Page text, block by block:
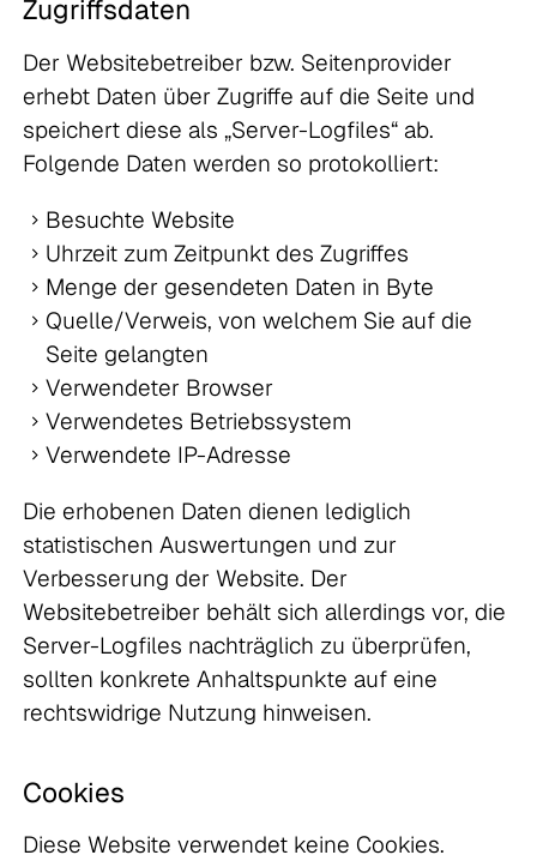
Zugriffsdaten
Der Websitebetreiber bzw. Seitenprovider
erhebt Daten über Zugriffe auf die Seite und
speichert diese als „Server-Logfiles“ ab.
Folgende Daten werden so protokolliert:
Besuchte Website
Uhrzeit zum Zeitpunkt des Zugriffes
Menge der gesendeten Daten in Byte
Quelle/Verweis, von welchem Sie auf die
Seite gelangten
Verwendeter Browser
Verwendetes Betriebssystem
Verwendete IP-Adresse
Die erhobenen Daten dienen lediglich
statistischen Auswertungen und zur
Verbesserung der Website. Der
Websitebetreiber behält sich allerdings vor, die
Server-Logfiles nachträglich zu überprüfen,
sollten konkrete Anhaltspunkte auf eine
rechtswidrige Nutzung hinweisen.
Cookies
Diese Website verwendet keine Cookies.